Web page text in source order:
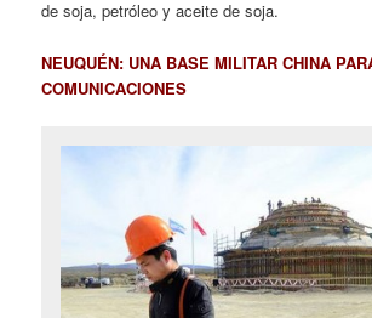
de soja, petróleo y aceite de soja.
NEUQUÉN: UNA BASE MILITAR CHINA
COMUNICACIONES